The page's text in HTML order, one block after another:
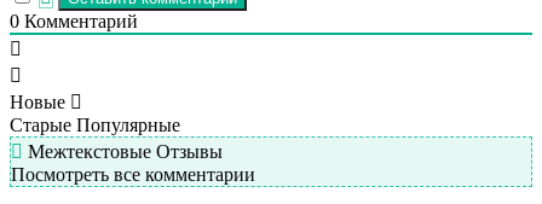
0 Комментарий
Новые
Старые Популярные
Межтекстовые Отзывы
Посмотреть все комментарии